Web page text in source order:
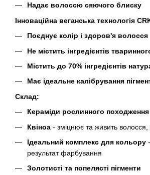
Надає волоссю сяючого блиску
Інноваційна веганська технологія
Поєднує колір і здоров'я волосся
Не містить інгредієнтів
Містить до 70% інгредієнтів
Має ідеальне калібрування
Склад:
Кераміди рослинного походження
Квіноа - зміцнює та живить волосся,
Ідеальний комплекс для кольору
результат фарбування
Золотисті та попелясті пігменти